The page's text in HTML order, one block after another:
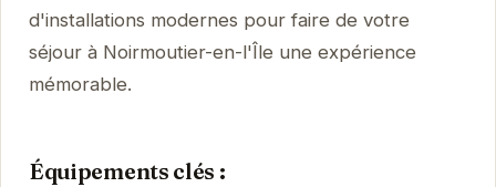
d'installations modernes pour faire de votre
séjour à Noirmoutier-en-l'Île une expérience
mémorable.
Équipements clés :